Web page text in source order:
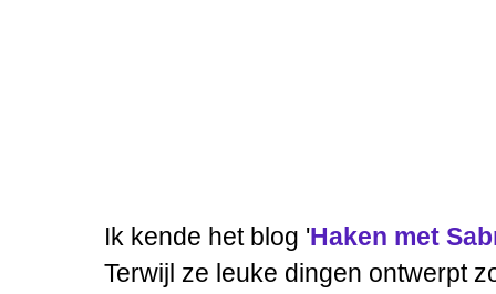
Ik kende het blog 'Haken met
Terwijl ze leuke dingen ontwerpt